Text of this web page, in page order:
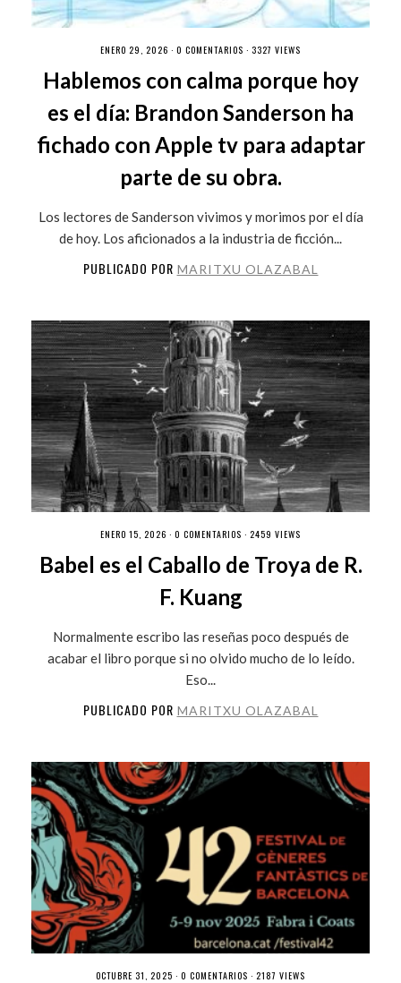
ENERO 29, 2026 · 0 COMENTARIOS · 3327 VIEWS
Hablemos con calma porque hoy
es el día: Brandon Sanderson ha
fichado con Apple tv para adaptar
parte de su obra.
Los lectores de Sanderson vivimos y morimos por el día
de hoy. Los aficionados a la industria de ficción...
PUBLICADO POR MARITXU OLAZABAL
ENERO 15, 2026 · 0 COMENTARIOS · 2459 VIEWS
Babel es el Caballo de Troya de R.
F. Kuang
Normalmente escribo las reseñas poco después de
acabar el libro porque si no olvido mucho de lo leído.
Eso...
PUBLICADO POR MARITXU OLAZABAL
OCTUBRE 31, 2025 · 0 COMENTARIOS · 2187 VIEWS